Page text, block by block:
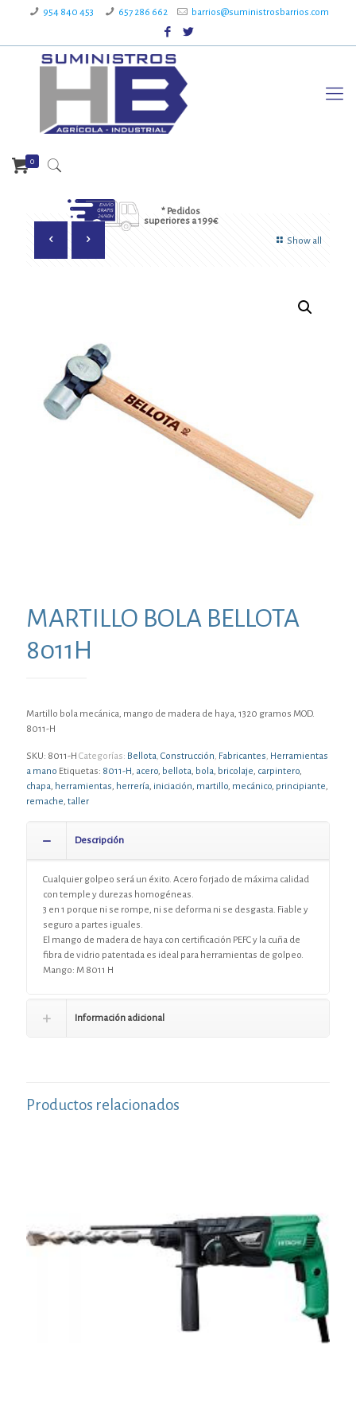
954 840 453 657 286 662 barrios@suministrosbarrios.com
* Pedidos
superiores a 199€
0
Show all
MARTILLO BOLA BELLOTA
8011H
Martillo bola mecánica, mango de madera de haya, 1320 gramos MOD.
8011-H
SKU: 8011-H Categorías: Bellota, Construcción, Fabricantes, Herramientas
a mano Etiquetas: 8011-H, acero, bellota, bola, bricolaje, carpintero,
chapa, herramientas, herrería, iniciación, martillo, mecánico, principiante,
remache, taller
Descripción
Cualquier golpeo será un éxito. Acero forjado de máxima calidad
con temple y durezas homogéneas.
3 en 1 porque ni se rompe, ni se deforma ni se desgasta. Fiable y
seguro a partes iguales.
El mango de madera de haya con certificación PEFC y la cuña de
fibra de vidrio patentada es ideal para herramientas de golpeo.
Mango: M 8011 H
Información adicional
Productos relacionados